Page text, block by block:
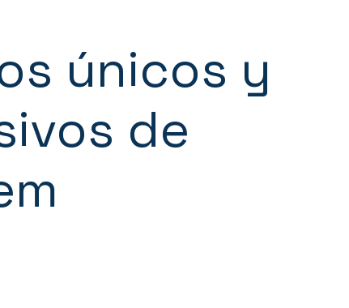
únicos y
de